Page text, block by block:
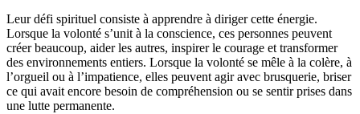
Leur défi spirituel consiste à apprendre à diriger cette énergie.
Lorsque la volonté s’unit à la conscience, ces personnes peuvent
créer beaucoup, aider les autres, inspirer le courage et transformer
des environnements entiers. Lorsque la volonté se mêle à la colère, à
l’orgueil ou à l’impatience, elles peuvent agir avec brusquerie, briser
ce qui avait encore besoin de compréhension ou se sentir prises dans
une lutte permanente.